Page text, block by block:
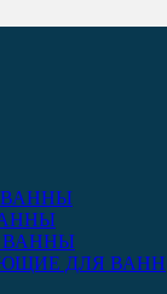
ВАННЫ
ДЛЯ ВАНН